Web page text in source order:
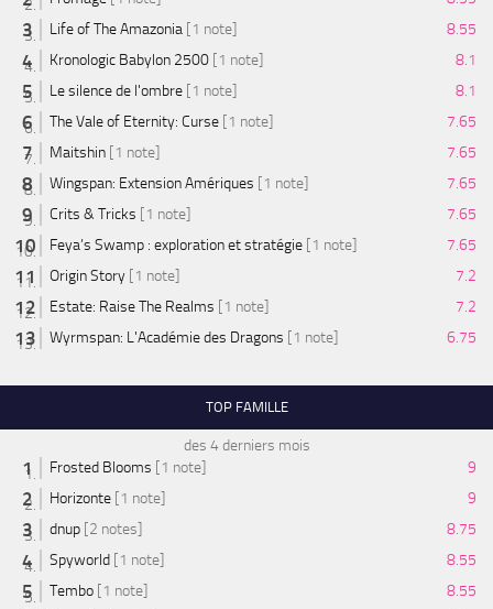
Life of The Amazonia [1 note]
8.55
Kronologic Babylon 2500 [1 note]
8.1
Le silence de l'ombre [1 note]
8.1
The Vale of Eternity: Curse [1 note]
7.65
Maitshin [1 note]
7.65
Wingspan: Extension Amériques [1 note]
7.65
Crits & Tricks [1 note]
7.65
Feya’s Swamp : exploration et stratégie [1 note]
7.65
Origin Story [1 note]
7.2
Estate: Raise The Realms [1 note]
7.2
Wyrmspan: L'Académie des Dragons [1 note] 6.75
TOP FAMILLE
des 4 derniers mois
Frosted Blooms [1 note]
9
Horizonte [1 note]
9
dnup [2 notes]
8.75
Spyworld [1 note]
8.55
Tembo [1 note]
8.55